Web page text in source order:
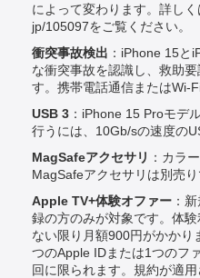
によって変わります。詳し
jp/105097をご覧ください。
衝突事故検出 ：iPhone 15と
な衝突事故を認識し、救助
す。携帯電話通信またはWi-
USB 3 ：iPhone 15 Proモデ
行うには、10Gb/sの速度の
MagSafeアクセサリ ：カラ
MagSafeアクセサリは別売り
Apple TV+体験オファー ：
録の方のみが対象です。体
ない限り月額900円がかかり
つのApple IDまたは1つのフ
回に限られます。規約が適